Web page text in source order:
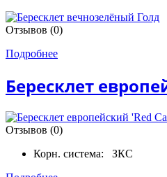
Отзывов (0)
Подробнее
Бересклет
Отзывов (0)
Корн. система:
ЗКС